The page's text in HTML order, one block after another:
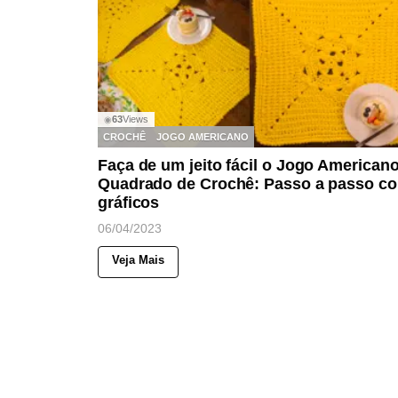
◉63Views
CROCHÊ
JOGO AMERICANO
Faça de um jeito fácil o Jogo
Quadrado de Crochê: Passo a passo
gráficos
06/04/2023
Veja Mais